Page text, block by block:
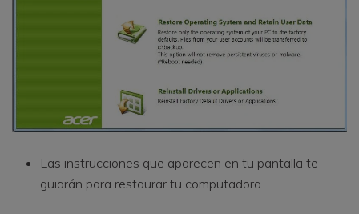
Las instrucciones que aparecen en tu pantalla te
guiarán para restaurar tu computadora.